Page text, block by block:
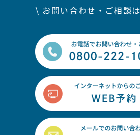
\ お問い合わせ・ご相談